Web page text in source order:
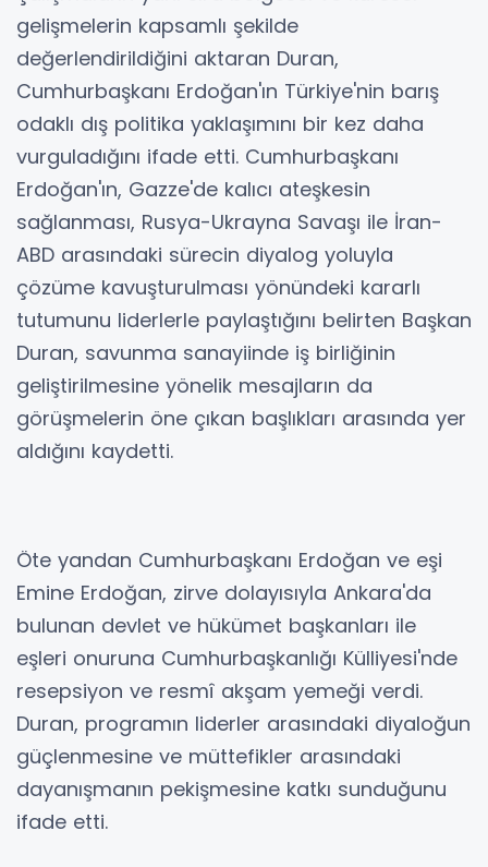
gelişmelerin kapsamlı şekilde
değerlendirildiğini aktaran Duran,
Cumhurbaşkanı Erdoğan'ın Türkiye'nin barış
odaklı dış politika yaklaşımını bir kez daha
vurguladığını ifade etti. Cumhurbaşkanı
Erdoğan'ın, Gazze'de kalıcı ateşkesin
sağlanması, Rusya-Ukrayna Savaşı ile İran-
ABD arasındaki sürecin diyalog yoluyla
çözüme kavuşturulması yönündeki kararlı
tutumunu liderlerle paylaştığını belirten Başkan
Duran, savunma sanayiinde iş birliğinin
geliştirilmesine yönelik mesajların da
görüşmelerin öne çıkan başlıkları arasında yer
aldığını kaydetti.
Öte yandan Cumhurbaşkanı Erdoğan ve eşi
Emine Erdoğan, zirve dolayısıyla Ankara'da
bulunan devlet ve hükümet başkanları ile
eşleri onuruna Cumhurbaşkanlığı Külliyesi'nde
resepsiyon ve resmî akşam yemeği verdi.
Duran, programın liderler arasındaki diyaloğun
güçlenmesine ve müttefikler arasındaki
dayanışmanın pekişmesine katkı sunduğunu
ifade etti.